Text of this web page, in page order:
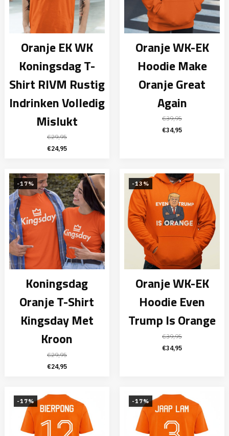
Oranje EK WK
Koningsdag T-
Shirt RIVM Rustig
Indrinken Volledig
Mislukt
€29,95
Oorspronkelijke
was:
€29,95.
€24,95Huidige
is:
€24,95.
Oranje WK-EK
Hoodie Make
Oranje Great
Again
€39,95
Oorspronkelijke
€34,95Huidige
-17%
Koningsdag
Oranje T-Shirt
Kingsday Met
Kroon
€29,95
Oorspronkelijke
€29,95.
€24,95Huidige
€24,95.
-13%
Oranje WK-EK
Hoodie Even
Trump Is Orange
€39,95
Oorspronkelijke
€34,95Huidige
-17% -17%